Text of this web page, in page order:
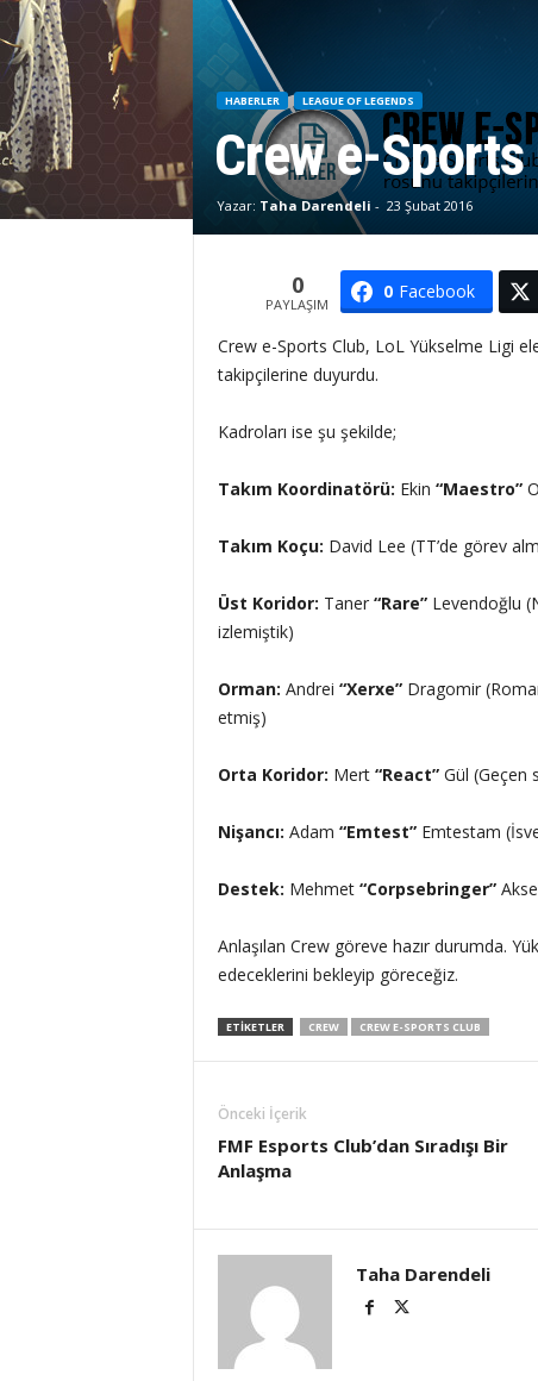
HABERLER LEAGUE OF LEGENDS
Crew e-Sports
Yazar: Taha Darendeli - 23 Şubat 2016
0
PAYLAŞIM
0 Facebook
Crew e-Sports Club, LoL Yükselme Ligi
takipçilerine duyurdu.
Kadroları ise şu şekilde;
Takım Koordinatörü: Ekin “Maestro”
Takım Koçu: David Lee (TT’de görev
Üst Koridor: Taner “Rare”Levendoğlu
izlemiştik)
Orman: Andrei “Xerxe”Dragomir
etmiş)
Orta Koridor: Mert “React”Gül (Geçen
Nişancı: Adam “Emtest”Emtestam
Destek: Mehmet “Corpsebringer”
Anlaşılan Crew göreve hazır durumda.
edeceklerini bekleyip göreceğiz.
ETIKETLER CREW CREW E-SPORTS CLUB
Önceki İçerik
FMF Esports Club’dan Sıradışı Bir
Anlaşma
Taha Darendeli